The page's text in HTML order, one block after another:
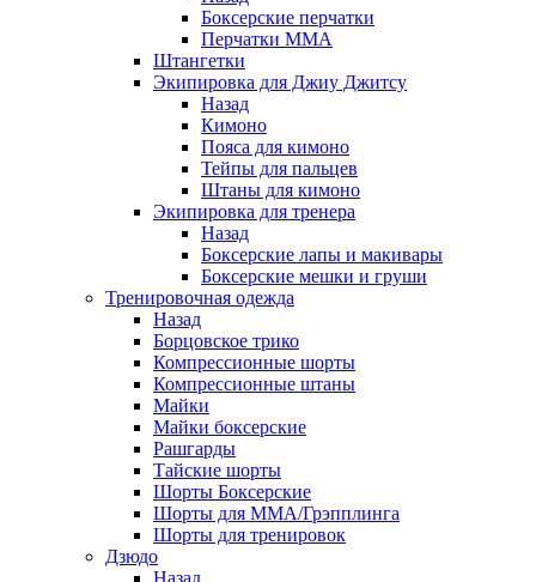
Боксерские перчатки
Перчатки ММА
Штангетки
Экипировка для Джиу Джитсу
Назад
Кимоно
Пояса для кимоно
Тейпы для пальцев
Штаны для кимоно
Экипировка для тренера
Назад
Боксерские лапы и макивары
Боксерские мешки и груши
Тренировочная одежда
Назад
Борцовское трико
Компрессионные шорты
Компрессионные штаны
Майки
Майки боксерские
Рашгарды
Тайские шорты
Шорты Боксерские
Шорты для ММА/Грэпплинга
Шорты для тренировок
Дзюдо
Назад